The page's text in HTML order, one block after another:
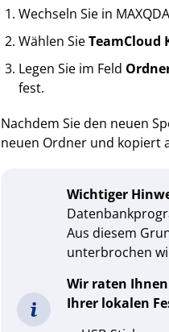
Wechseln Sie in
Wählen SieTeamCloud
Legen Sie im Feld
fest.
Nachdem Sie den neuen
neuen Ordner und kopiert
Wichtiger
Aus diesem
unterbrochen
Wir raten
Ihrer lokalen